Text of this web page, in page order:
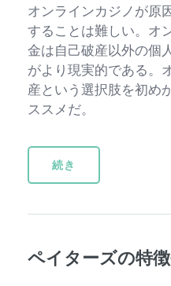
オンラインカジノが原
することは難しい。オ
金は自己破産以外の個
がより現実的である。
産という選択肢を初め
ススメだ。
続き
ペイターズの特